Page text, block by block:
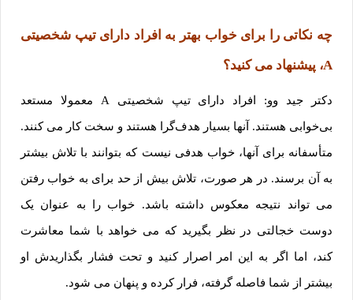
چه نکاتی را برای خواب بهتر به افراد دارای تیپ شخصیتی
A، پیشنهاد می کنید؟
دکتر جید وو: افراد دارای تیپ شخصیتی A معمولا مستعد
بی‌خوابی هستند. آنها بسیار هدف‌گرا هستند و سخت کار می کنند.
متأسفانه برای آنها، خواب هدفی نیست که بتوانند با تلاش بیشتر
به آن برسند. در هر صورت، تلاش بیش از حد برای به خواب رفتن
می تواند نتیجه معکوس داشته باشد. خواب را به عنوان یک
دوست خجالتی در نظر بگیرید که می خواهد با شما معاشرت
کند، اما اگر به این امر اصرار کنید و تحت فشار بگذاریدش او
بیشتر از شما فاصله گرفته، فرار کرده و پنهان می شود.